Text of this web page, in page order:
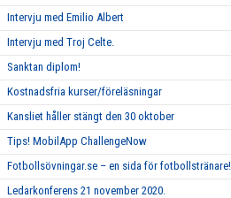
Intervju med Emilio Albert
Intervju med Troj Celte.
Sanktan diplom!
Kostnadsfria kurser/föreläsningar
Kansliet håller stängt den 30 oktober
Tips! MobilApp ChallengeNow
Fotbollsövningar.se – en sida för fotbollstränare!
Ledarkonferens 21 november 2020.